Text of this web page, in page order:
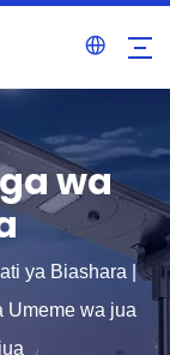
wa
ya Biashara |
Umeme wa jua